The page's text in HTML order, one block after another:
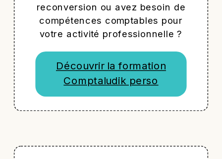
reconversion ou avez besoin de
compétences comptables pour
votre activité professionnelle ?
Découvrir la formation
Comptaludik perso